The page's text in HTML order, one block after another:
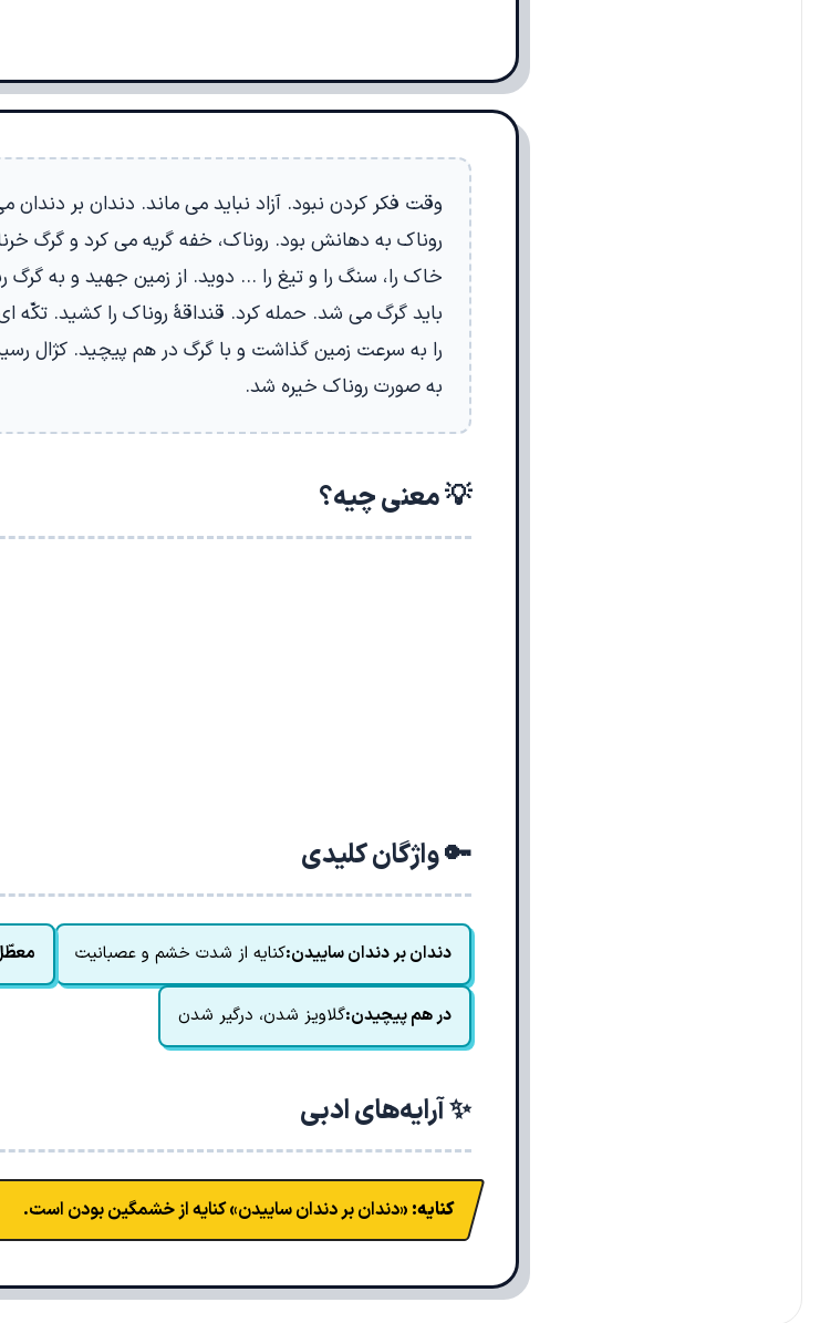
وقت فکر کردن نبود. آزاد نباید می ماند. دندان بر دندان
روناک به دهانش بود. روناک، خفه گریه می کرد و گرگ
خاک را، سنگ را و تیغ را … دوید. از زمین جهید و به
باید گرگ می شد. حمله کرد. قنداقۀ روناک را کشید. تکّه
را به سرعت زمین گذاشت و با گرگ در هم پیچید. کژال
به صورت روناک خیره شد.
💡 معنی چیه؟
🔑 واژگان کلیدی
دندان بر دندان ساییدن:کنایه از شدت خشم و عصبانیت
در هم پیچیدن:گلاویز شدن، درگیر شدن
✨ آرایه‌های ادبی
کنایه: «دندان بر دندان ساییدن» کنایه از خشمگین بودن است.